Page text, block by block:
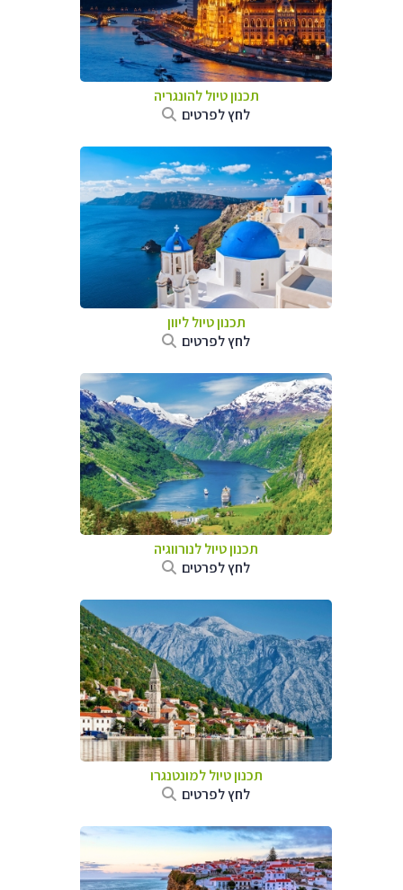
תכנון טיול להונגריה
לחץ לפרטים
תכנון טיול ליוון
לחץ לפרטים
תכנון טיול לנורווגיה
לחץ לפרטים
תכנון טיול למונטנגרו
לחץ לפרטים